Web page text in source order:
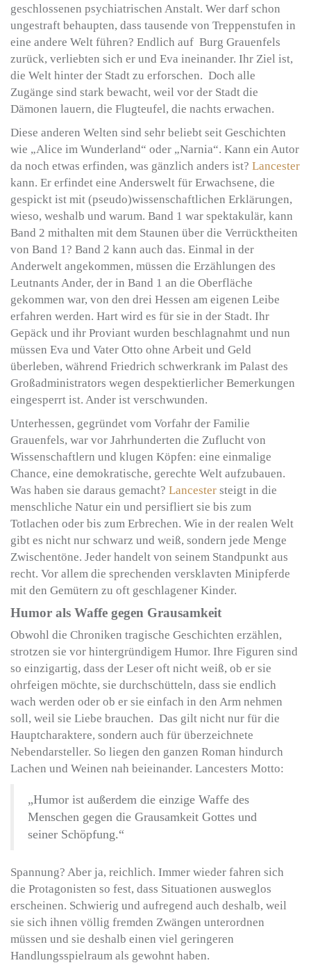
geschlossenen psychiatrischen Anstalt. Wer darf schon
ungestraft behaupten, dass tausende von Treppenstufen in
eine andere Welt führen? Endlich auf Burg Grauenfels
zurück, verliebten sich er und Eva ineinander. Ihr Ziel ist,
die Welt hinter der Stadt zu erforschen. Doch alle
Zugänge sind stark bewacht, weil vor der Stadt die
Dämonen lauern, die Flugteufel, die nachts erwachen.
Diese anderen Welten sind sehr beliebt seit Geschichten
wie „Alice im Wunderland“ oder „Narnia“. Kann ein Autor
da noch etwas erfinden, was gänzlich anders ist? Lancester
kann. Er erfindet eine Anderswelt für Erwachsene, die
gespickt ist mit (pseudo)wissenschaftlichen Erklärungen,
wieso, weshalb und warum. Band 1 war spektakulär, kann
Band 2 mithalten mit dem Staunen über die Verrücktheiten
von Band 1? Band 2 kann auch das. Einmal in der
Anderwelt angekommen, müssen die Erzählungen des
Leutnants Ander, der in Band 1 an die Oberfläche
gekommen war, von den drei Hessen am eigenen Leibe
erfahren werden. Hart wird es für sie in der Stadt. Ihr
Gepäck und ihr Proviant wurden beschlagnahmt und nun
müssen Eva und Vater Otto ohne Arbeit und Geld
überleben, während Friedrich schwerkrank im Palast des
Großadministrators wegen despektierlicher Bemerkungen
eingesperrt ist. Ander ist verschwunden.
Unterhessen, gegründet vom Vorfahr der Familie
Grauenfels, war vor Jahrhunderten die Zuflucht von
Wissenschaftlern und klugen Köpfen: eine einmalige
Chance, eine demokratische, gerechte Welt aufzubauen.
Was haben sie daraus gemacht? Lancester steigt in die
menschliche Natur ein und persifliert sie bis zum
Totlachen oder bis zum Erbrechen. Wie in der realen Welt
gibt es nicht nur schwarz und weiß, sondern jede Menge
Zwischentöne. Jeder handelt von seinem Standpunkt aus
recht. Vor allem die sprechenden versklavten Minipferde
mit den Gemütern zu oft geschlagener Kinder.
Humor als Waffe gegen Grausamkeit
Obwohl die Chroniken tragische Geschichten erzählen,
strotzen sie vor hintergründigem Humor. Ihre Figuren sind
so einzigartig, dass der Leser oft nicht weiß, ob er sie
ohrfeigen möchte, sie durchschütteln, dass sie endlich
wach werden oder ob er sie einfach in den Arm nehmen
soll, weil sie Liebe brauchen. Das gilt nicht nur für die
Hauptcharaktere, sondern auch für überzeichnete
Nebendarsteller. So liegen den ganzen Roman hindurch
Lachen und Weinen nah beieinander. Lancesters Motto:
„Humor ist außerdem die einzige Waffe des
Menschen gegen die Grausamkeit Gottes und
seiner Schöpfung.“
Spannung? Aber ja, reichlich. Immer wieder fahren sich
die Protagonisten so fest, dass Situationen ausweglos
erscheinen. Schwierig und aufregend auch deshalb, weil
sie sich ihnen völlig fremden Zwängen unterordnen
müssen und sie deshalb einen viel geringeren
Handlungsspielraum als gewohnt haben.